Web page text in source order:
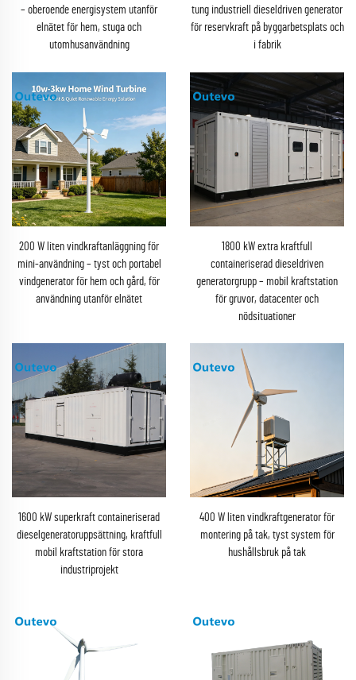
– oberoende energisystem utanför
elnätet för hem, stuga och
utomhusanvändning
tung industriell dieseldriven generator
för reservkraft på byggarbetsplats och
i fabrik
200 W liten vindkraftanläggning för
mini-användning – tyst och portabel
vindgenerator för hem och gård, för
användning utanför elnätet
1800 kW extra kraftfull
containeriserad dieseldriven
generatorgrupp – mobil kraftstation
för gruvor, datacenter och
nödsituationer
1600 kW superkraft containeriserad
dieselgeneratoruppsättning, kraftfull
mobil kraftstation för stora
industriprojekt
400 W liten vindkraftgenerator för
montering på tak, tyst system för
hushållsbruk på tak